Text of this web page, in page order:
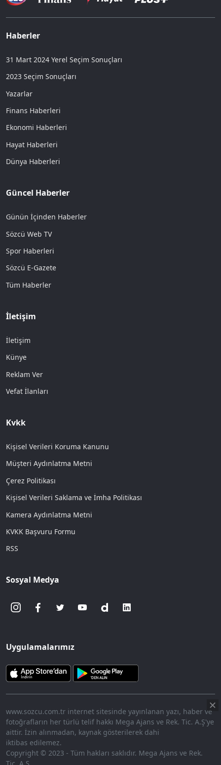
Haberler
31 Mart 2024 Yerel Seçim Sonuçları
2023 Seçim Sonuçları
Yazarlar
Finans Haberleri
Ekonomi Haberleri
Hayat Haberleri
Dünya Haberleri
Güncel Haberler
Günün İçinden Haberler
Sözcü Web TV
Spor Haberleri
Sözcü E-Gazete
Tüm Haberler
İletişim
İletişim
Künye
Reklam Ver
Vefat İlanları
Kvkk
Kişisel Verileri Koruma Kanunu
Müşteri Aydınlatma Metni
Çerez Politikası
Kişisel Verileri Saklama ve İmha Politikası
Kamera Aydınlatma Metni
KVKK Başvuru Formu
RSS
Sosyal Medya
Uygulamalarımız
www.sozcu.com.tr internet sitesinde yayınlanan yazı, haber ve
fotoğrafların her türlü telif hakkı Mega Ajans ve Rek. Tic. A.Ş'ye
aittir. İzin alınmadan, kaynak gösterilerek dahi
iktibas edilemez.
Copyright © 2023 - Tüm hakları saklıdır. Mega Ajans ve Rek.